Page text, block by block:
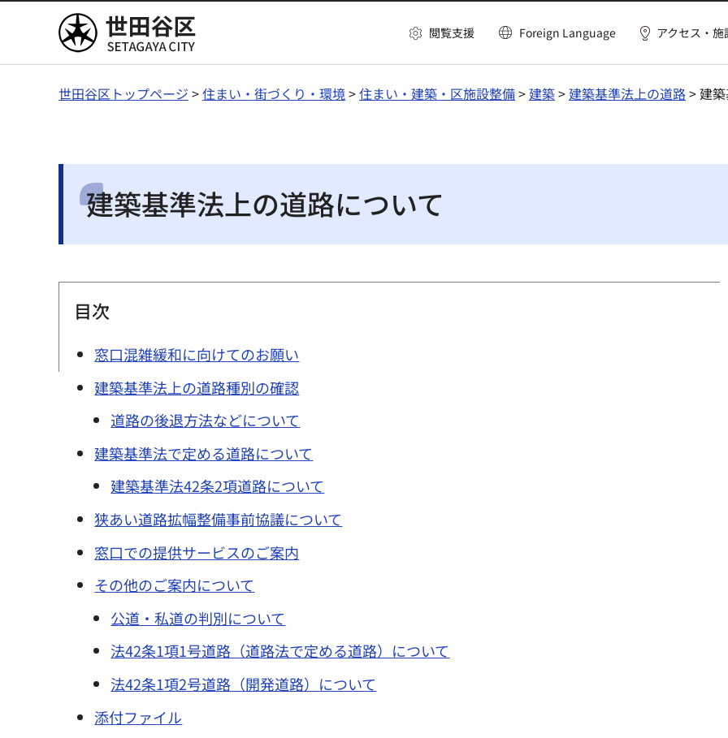
世田谷区 閲覧支援 Foreign Language アクセス・施
世田谷区トップページ >住まい・街づくり・環境>住まい・建築・区施設整備>建築>建築基準法上の道路> 建
建築基準法上の道路について
目次
窓口混雑緩和に向けてのお願い
建築基準法上の道路種別の確認
道路の後退方法などについて
建築基準法で定める道路について
建築基準法42条2項道路について
狭あい道路拡幅整備事前協議について
窓口での提供サービスのご案内
その他のご案内について
公道・私道の判別について
法42条1項1号道路（道路法で定める道路）について
法42条1項2号道路（開発道路）について
添付ファイル